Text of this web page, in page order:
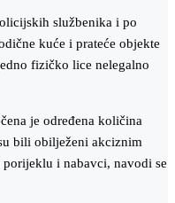
službenika i po
kuće i prateće objekte
fizičko lice nelegalno
je određena količina
bili obilježeni akciznim
i nabavci, navodi se